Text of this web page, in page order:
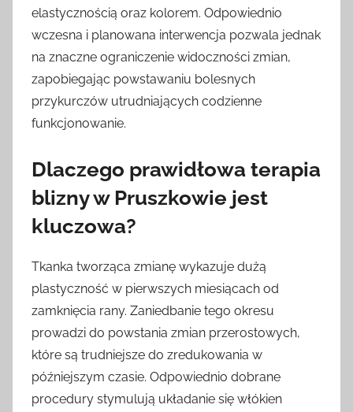
elastycznością oraz kolorem. Odpowiednio
wczesna i planowana interwencja pozwala jednak
na znaczne ograniczenie widoczności zmian,
zapobiegając powstawaniu bolesnych
przykurczów utrudniających codzienne
funkcjonowanie.
Dlaczego prawidłowa terapia
blizny w Pruszkowie jest
kluczowa?
Tkanka tworząca zmianę wykazuje dużą
plastyczność w pierwszych miesiącach od
zamknięcia rany. Zaniedbanie tego okresu
prowadzi do powstania zmian przerostowych,
które są trudniejsze do zredukowania w
późniejszym czasie. Odpowiednio dobrane
procedury stymulują układanie się włókien